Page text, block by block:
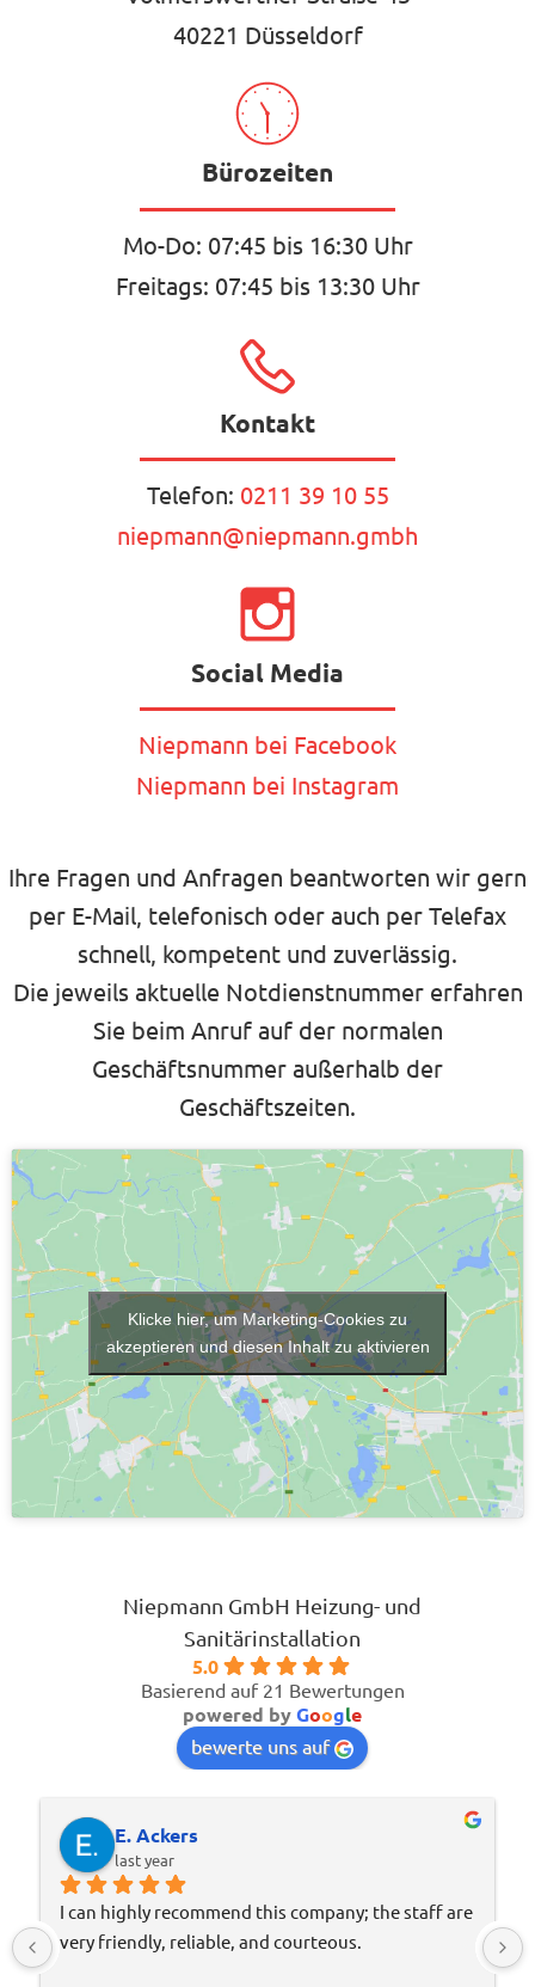
40221 Düsseldorf
Bürozeiten
Mo-Do: 07:45 bis 16:30 Uhr
Freitags: 07:45 bis 13:30 Uhr
Kontakt
Telefon: 0211 39 10 55
niepmann@niepmann.gmbh
Social Media
Niepmann bei Facebook
Niepmann bei Instagram
Ihre Fragen und Anfragen beantworten wir gern
per E-Mail, telefonisch oder auch per Telefax
schnell, kompetent und zuverlässig.
Die jeweils aktuelle Notdienstnummer erfahren
Sie beim Anruf auf der normalen
Geschäftsnummer außerhalb der
Geschäftszeiten.
Klicke hier, um Marketing-Cookies zu
akzeptieren und diesen Inhalt zu aktivieren
Niepmann GmbH Heizung- und
Sanitärinstallation
5.0
Basierend auf 21 Bewertungen
powered byGoogle
bewerte uns auf
Ackers
recommend this company; the staff are
reliable, and courteous.
Gerd-
The Niepmann
Mr. Klemm
emergency